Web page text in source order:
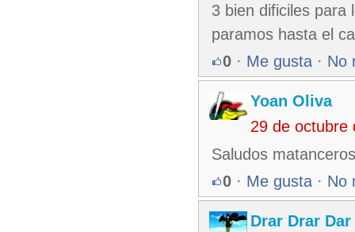
3 bien dificiles para
paramos hasta el
0 · Me gusta · No
Yoan Oliva
29 de octubre
Saludos matanceros
0 · Me gusta · No
Drar Drar Dar